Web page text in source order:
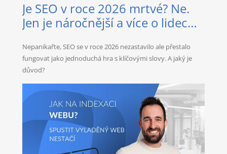
Je SEO v roce 2026 mrtvé? Ne.
Jen je náročnější a více o lidech
Nepanikařte, SEO se v roce 2026 nezastavilo ale přestalo
fungovat jako jednoduchá hra s klíčovými slovy. A jaký je
důvod?